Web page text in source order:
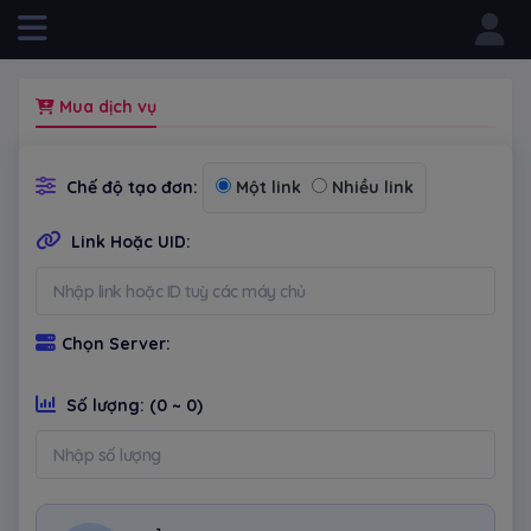
Mua dịch vụ
Chế độ tạo đơn: Một link Nhiều link
Link Hoặc UID:
Chọn Server:
Số lượng: (0 ~ 0)